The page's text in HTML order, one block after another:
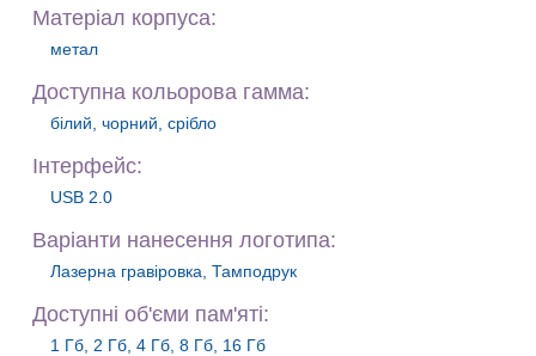
Матеріал корпуса:
метал
Доступна кольорова гамма:
білий, чорний, срібло
Iнтерфейс:
USB 2.0
Варiанти нанесення логотипа:
Лазерна гравіровка, Тамподрук
Доступні об'єми пам'яті:
1 Гб, 2 Гб, 4 Гб, 8 Гб, 16 Гб